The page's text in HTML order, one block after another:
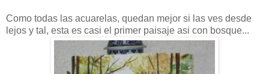
Como todas las acuarelas, quedan mejor si las ves desde
lejos y tal, esta es casi el primer paisaje asi con bosque...